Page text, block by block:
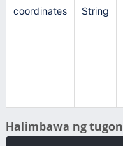
coordinates String
Halimbawa ng tugon